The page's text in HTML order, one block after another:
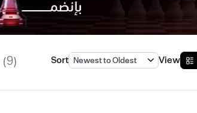
(9) Sort View